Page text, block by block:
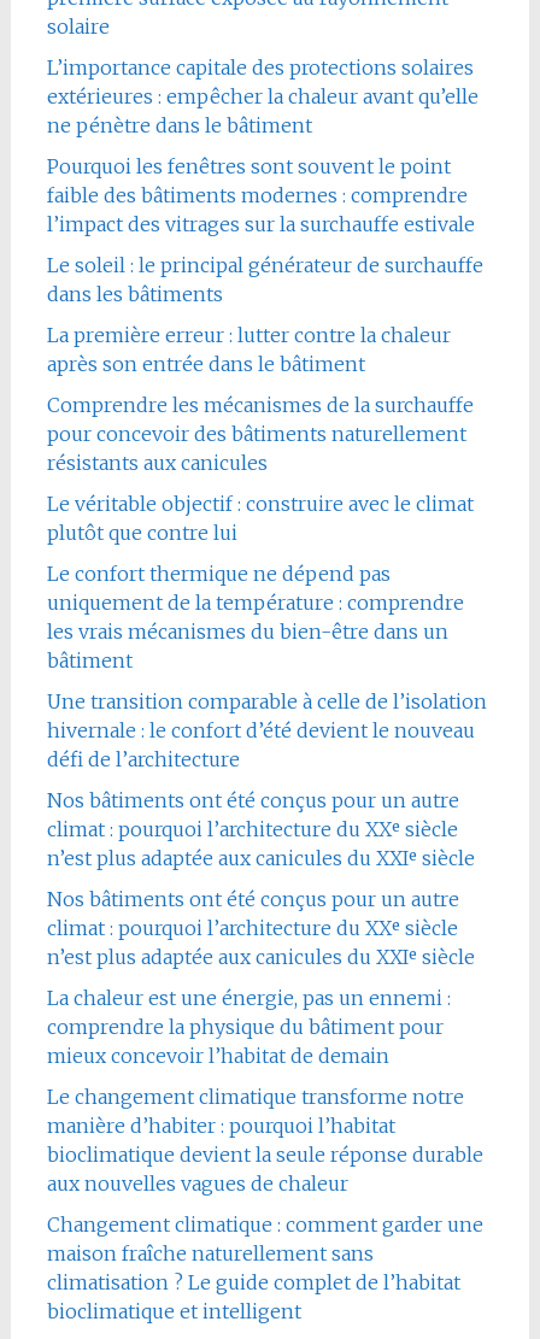
solaire
L’importance capitale des protections solaires
extérieures : empêcher la chaleur avant qu’elle
ne pénètre dans le bâtiment
Pourquoi les fenêtres sont souvent le point
faible des bâtiments modernes : comprendre
l’impact des vitrages sur la surchauffe estivale
Le soleil : le principal générateur de surchauffe
dans les bâtiments
La première erreur : lutter contre la chaleur
après son entrée dans le bâtiment
Comprendre les mécanismes de la surchauffe
pour concevoir des bâtiments naturellement
résistants aux canicules
Le véritable objectif : construire avec le climat
plutôt que contre lui
Le confort thermique ne dépend pas
uniquement de la température : comprendre
les vrais mécanismes du bien-être dans un
bâtiment
Une transition comparable à celle de l’isolation
hivernale : le confort d’été devient le nouveau
défi de l’architecture
Nos bâtiments ont été conçus pour un autre
climat : pourquoi l’architecture du XXᵉ siècle
n’est plus adaptée aux canicules du XXIᵉ siècle
Nos bâtiments ont été conçus pour un autre
climat : pourquoi l’architecture du XXᵉ siècle
n’est plus adaptée aux canicules du XXIᵉ siècle
La chaleur est une énergie, pas un ennemi :
comprendre la physique du bâtiment pour
mieux concevoir l’habitat de demain
Le changement climatique transforme notre
manière d’habiter : pourquoi l’habitat
bioclimatique devient la seule réponse durable
aux nouvelles vagues de chaleur
Changement climatique : comment garder une
maison fraîche naturellement sans
climatisation ? Le guide complet de l’habitat
bioclimatique et intelligent